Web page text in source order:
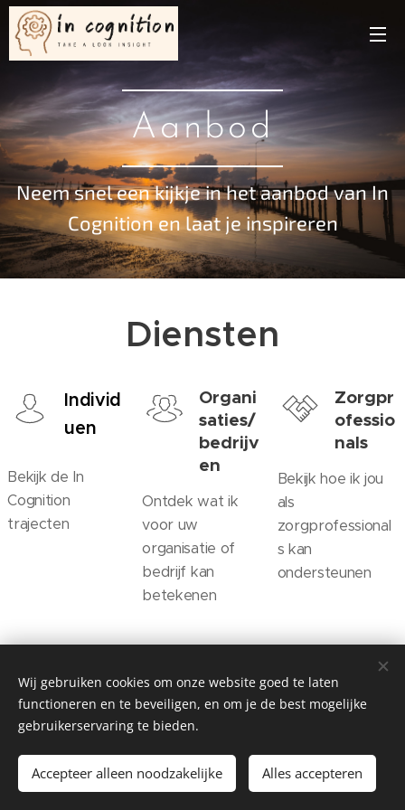
Aanbod
Neem snel een kijkje in het aanbod van In
Cognition en laat je inspireren
Diensten
Individ
uen
Bekijk de In
Cognition
trajecten
Organi
saties/
bedrijv
en
Ontdek wat ik
voor uw
organisatie of
bedrijf kan
betekenen
Zorgpr
ofessio
nals
Bekijk hoe ik jou
als
zorgprofessional
s kan
ondersteunen
©InCogntion2023
by Inne Geybels
Cookies
Wij gebruiken cookies om onze website goed te laten
functioneren en te beveiligen, en om je de best mogelijke
gebruikerservaring te bieden.
Accepteer alleen noodzakelijke Alles accepteren